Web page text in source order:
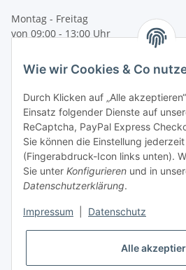
Montag - Freitag
von 09:00 - 13:00 Uhr
Tel: +49 (0) 5132 8230689
E-Mail:mail@texcorner.de
Vertrag
Wie wir Cookies & Co
Durch Klicken auf „Alle
Einsatz folgender Dienste auf
ReCaptcha, PayPal Express
Sie können die Einstellung
(Fingerabdruck-Icon links unten).
Sie unter Konfigurieren und in
Datenschutzerklärung.
Impressum Datenschutz
Alle